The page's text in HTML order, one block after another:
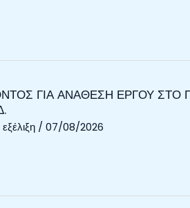
ΓΙΑ ΑΝΑΘΕΣΗ ΕΡΓΟΥ ΣΤΟ
/ 07/08/2026